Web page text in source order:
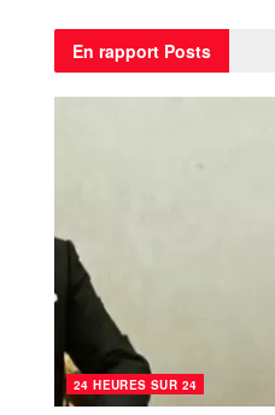
En rapport Posts
24 HEURES SUR 24